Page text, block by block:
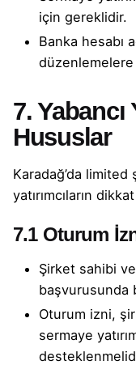
için gereklidir.
Banka hesabı
düzenlemelere
7. Yabancı
Hususlar
Karadağ’da
yatırımcıların
7.1 Oturum
Şirket sahibi
başvurusunda
Oturum izni,
sermaye